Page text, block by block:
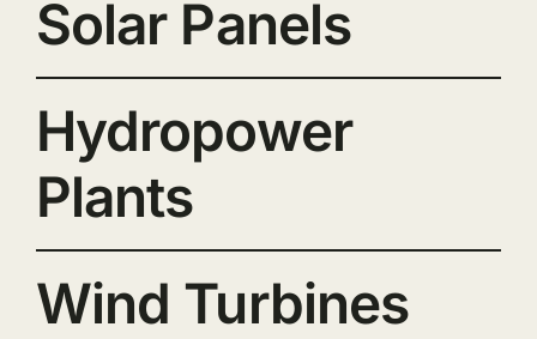
Solar Panels
Hydropower
Plants
Wind Turbines